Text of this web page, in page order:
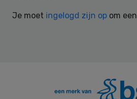
Je moet ingelogd zijn op om